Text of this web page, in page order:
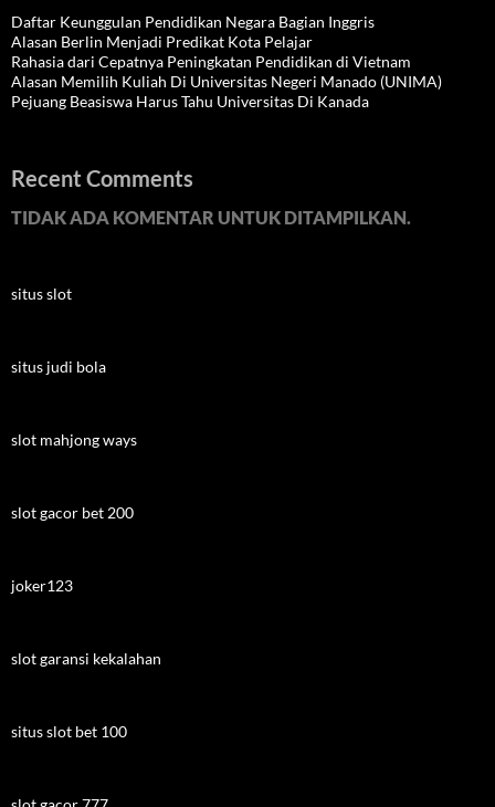
Daftar Keunggulan Pendidikan Negara Bagian Inggris
Alasan Berlin Menjadi Predikat Kota Pelajar
Rahasia dari Cepatnya Peningkatan Pendidikan di Vietnam
Alasan Memilih Kuliah Di Universitas Negeri Manado (UNIMA)
Pejuang Beasiswa Harus Tahu Universitas Di Kanada
Recent Comments
TIDAK ADA KOMENTAR UNTUK DITAMPILKAN.
situs slot
situs judi bola
slot mahjong ways
slot gacor bet 200
joker123
slot garansi kekalahan
situs slot bet 100